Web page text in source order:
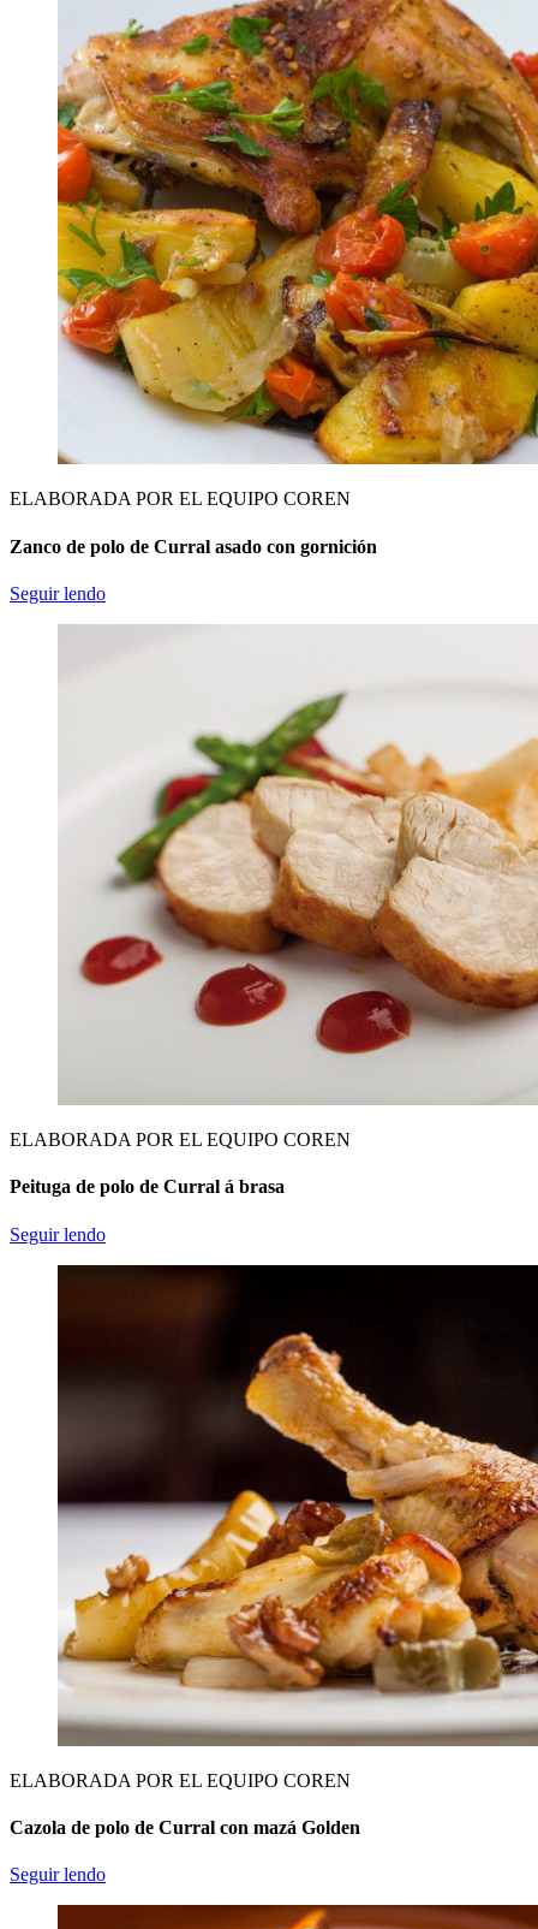
ELABORADA POR EL EQUIPO COREN
Zanco de polo de Curral asado con gornición
Seguir lendo
ELABORADA POR EL EQUIPO COREN
Peituga de polo de Curral á brasa
Seguir lendo
ELABORADA POR EL EQUIPO COREN
Cazola de polo de Curral con mazá Golden
Seguir lendo